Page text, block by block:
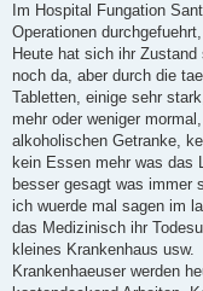
Im Hospital Fungation
Operationen
Heute hat sich ihr
noch da, aber durch die
Tabletten, einige sehr
mehr oder weniger
alkoholischen Getranke,
kein Essen mehr was das
besser gesagt was immer
ich wuerde mal sagen im
das Medizinisch ihr
kleines Krankenhaus usw.
Krankenhaeuser werden